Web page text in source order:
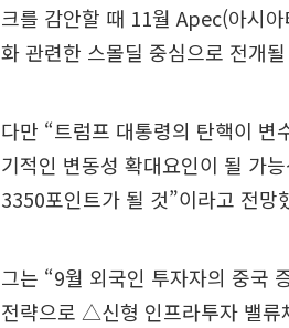
크를 감안할 때 11월 Apec(아시
화 관련한 스몰딜 중심으로 전개
다만 “트럼프 대통령의 탄핵이
기적인 변동성 확대요인이 될 가
3350포인트가 될 것”이라고 전망
그는 “9월 외국인 투자자의 중국
전략으로 △신형 인프라투자 밸